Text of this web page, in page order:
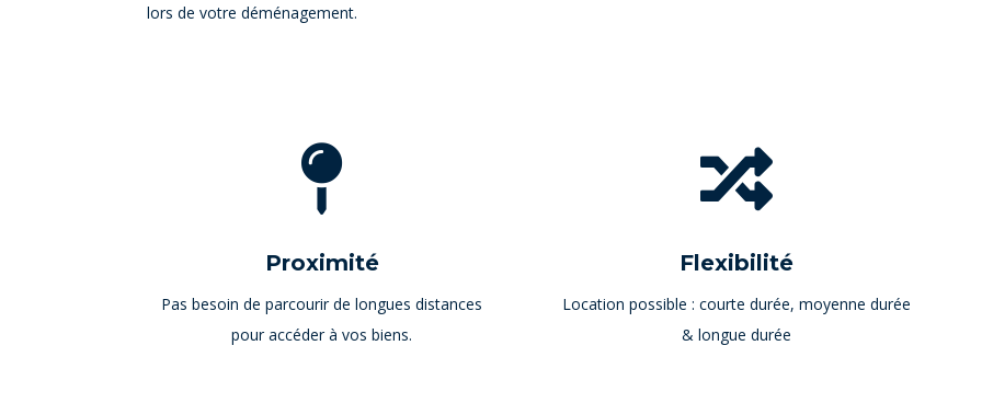
lors de votre déménagement.

Proximité
Pas besoin de parcourir de longues distances
pour accéder à vos biens.

Flexibilité
Location possible : courte durée, moyenne durée
& longue durée